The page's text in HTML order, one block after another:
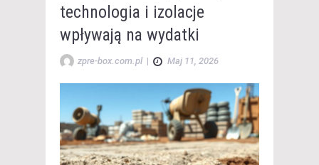
technologia i izolacje
wpływają na wydatki
zpre-box.com.pl | Maj 11, 2026